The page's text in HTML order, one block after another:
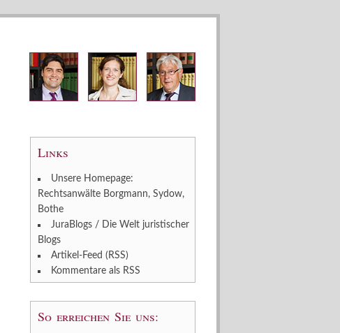
Links
Unsere Homepage:
Rechtsanwälte Borgmann, Sydow,
Bothe
JuraBlogs / Die Welt juristischer
Blogs
Artikel-Feed (RSS)
Kommentare als RSS
So erreichen Sie uns: